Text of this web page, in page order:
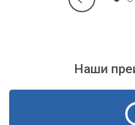
Наши специалисты
компьютерами, так и с
производителей и моделей.
Процесс ремонта и
Наши